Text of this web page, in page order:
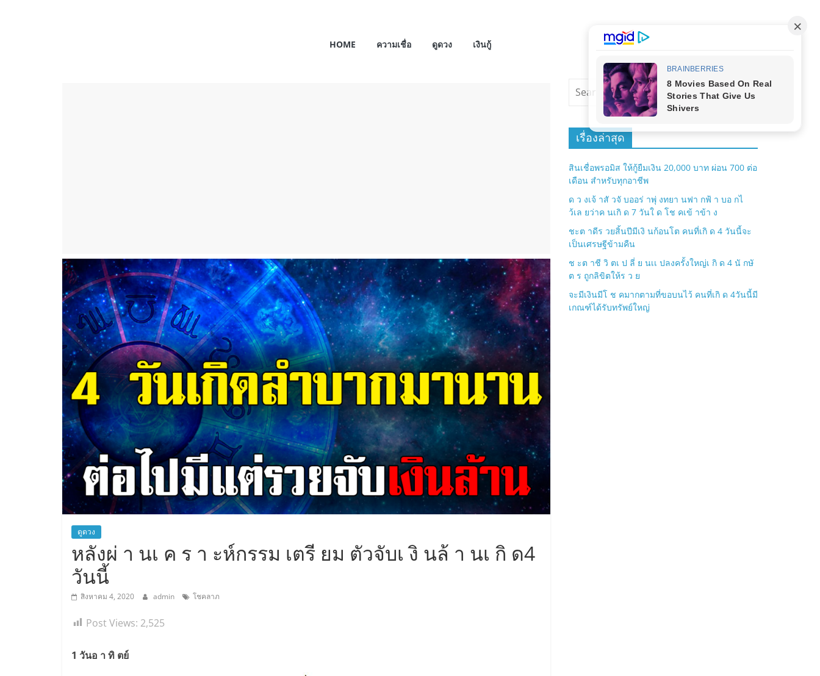
เงิน
กู้
สิน
เชื่อ
HOME ความเชื่อ ดูดวง เงินกู้
ดูดวง
หลังผ่ า นเ ค ร า ะห์กรรม เตรี ยม ตัวจับเ งิ นล้ า นเ กิ ด4
วันนี้
สิงหาคม 4, 2020 admin โชคลาภ
Post Views: 2,525
1 วันอ า ทิ ตย์
เรื่องล่าสุด
สินเชื่อพรอมิส ให้กู้ยืมเงิน 20,000 บาท ผ่อน 700 ต่อ
เดือน สำหรับทุกอาชีพ
ด ว งเจ้ าสั วจั บออร่ าพุ่ งทยา นฟา กฟ้ า บอ กไ
ว้เล ยว่าค นเกิ ด 7 วันใ ด โช คเข้ าข้า ง
ชะต าดีร วยสิ้นปีมีเงิ นก้อนโต คนที่เกิ ด 4 วันนี้จะ
เป็นเศรษฐีข้ามคืน
ช ะต าชี วิ ตเ ป ลี่ ย นเเ ปลงครั้งใหญ่เ กิ ด 4 นั กษั
ต ร ถูกลิขิตให้ร ว ย
จะมีเงินมีโ ช คมากตามที่ขอบนไว้ คนที่เกิ ด 4วันนี้มี
เกณฑ์ได้รับทรัพย์ใหญ่